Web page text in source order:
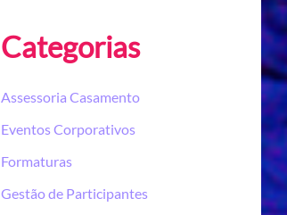
Categorias
Assessoria Casamento
Eventos Corporativos
Formaturas
Gestão de Participantes